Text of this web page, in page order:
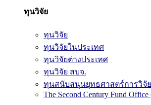
ทุนวิจัย
ทุนวิจัย
ทุนวิจัยในประเทศ
ทุนวิจัยต่างประเทศ
ทุนวิจัย สบจ.
ทุนสนับสนุนยุทธศาสตร์การวิจัย
The Second Century Fund Office